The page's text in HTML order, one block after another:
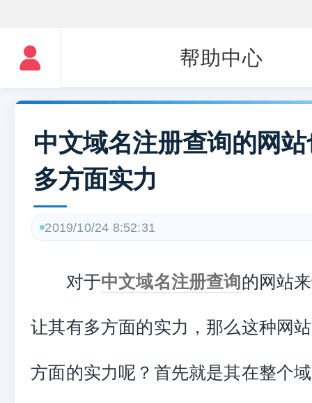
帮助中心
中文域名注册查询的网
多方面实力
2019/10/24 8:52:31
对于中文域名注册查询的网站
让其有多方面的实力，那么这种网
方面的实力呢？首先就是其在整个